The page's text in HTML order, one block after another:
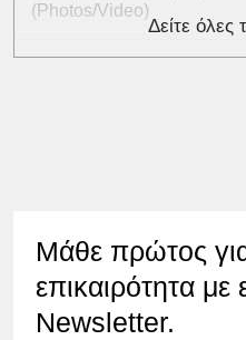
(Photos/Video)
Δείτε όλες
Μάθε πρώτος
επικαιρότητα
Newsletter.